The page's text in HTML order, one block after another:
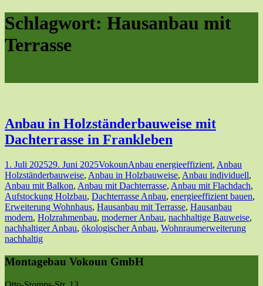
Schlagwort: Hausanbau mit
Terrasse
Anbau in Holzständerbauweise mit
Dachterrasse in Frankleben
1. Juli 202529. Juni 2025VokounAnbau energieeffizient, Anbau
Holzständerbauweise, Anbau in Holzbauweise, Anbau individuell,
Anbau mit Balkon, Anbau mit Dachterrasse, Anbau mit Flachdach,
Aufstockung Holzbau, Dachterrasse Anbau, energieeffizient bauen,
Erweiterung Wohnhaus, Hausanbau mit Terrasse, Hausanbau
modern, Holzrahmenbau, moderner Anbau, nachhaltige Bauweise,
nachhaltiger Anbau, ökologischer Anbau, Wohnraumerweiterung
nachhaltig
Montagebau Vokoun GmbH